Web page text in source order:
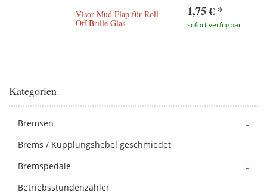
Visor Mud Flap für Roll
Off Brille Glas
1,75 € *
sofort verfügbar
Kategorien
Bremsen
Brems / Kupplungshebel geschmiedet
Bremspedale
Betriebsstundenzähler